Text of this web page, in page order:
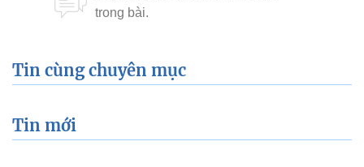
Tin cùng chuyên mục
Tin mới